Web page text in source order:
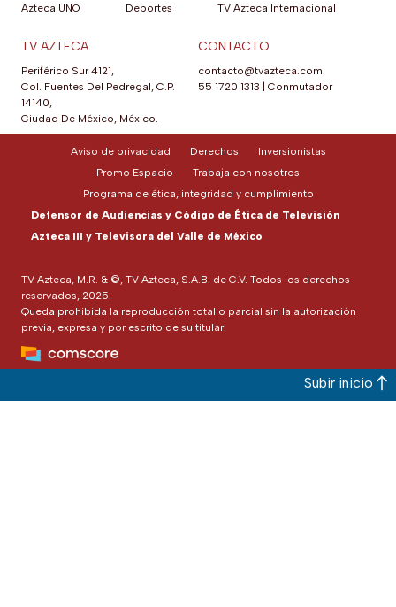
Azteca UNO
Deportes
TV Azteca Internacional
TV AZTECA
Periférico Sur 4121,
Col. Fuentes Del Pedregal, C.P.
14140,
Ciudad De México, México.
CONTACTO
contacto@tvazteca.com
55 1720 1313
Conmutador
TV Azteca, M.R. & ©, TV Azteca, S.A.B. de C.V. Todos los derechos
reservados, 2025.
Queda prohibida la reproducción total o parcial sin la autorización
previa, expresa y por escrito de su titular.
Aviso de privacidad Derechos
Inversionistas
Promo Espacio
Trabaja con nosotros
Programa de ética, integridad y cumplimiento
Defensor de Audiencias y Código de Ética de Televisión
Azteca III y Televisora del Valle de México
Subir inicio